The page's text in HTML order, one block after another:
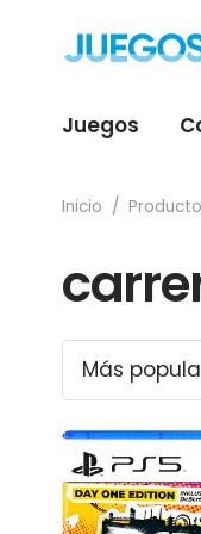
Juegos
Inicio /